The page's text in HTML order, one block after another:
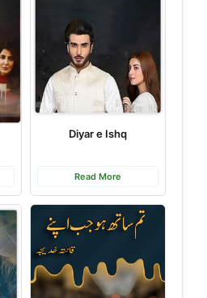
Diyar e Ishq
Read More